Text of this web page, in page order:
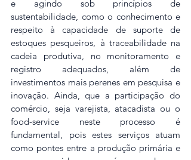
e agindo sob princípios de
sustentabilidade, como o conhecimento e
respeito à capacidade de suporte de
estoques pesqueiros, à traceabilidade na
cadeia produtiva, no monitoramento e
registro adequados, além de
investimentos mais perenes em pesquisa e
inovação. Ainda, que a participação do
comércio, seja varejista, atacadista ou o
food-service neste processo é
fundamental, pois estes serviços atuam
como pontes entre a produção primária e